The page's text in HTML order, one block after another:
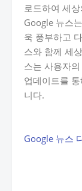
로드하여 세
Google 뉴스
욱 풍부하고
스와 함께 세
스는 사용자
업데이트를
니다.
Google 뉴스